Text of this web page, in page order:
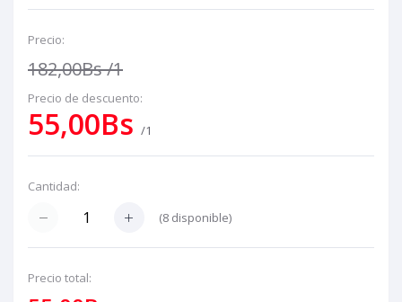
Precio:
182,00Bs/1
Precio de descuento:
55,00Bs /1
Cantidad:
(8 disponible)
Precio total: